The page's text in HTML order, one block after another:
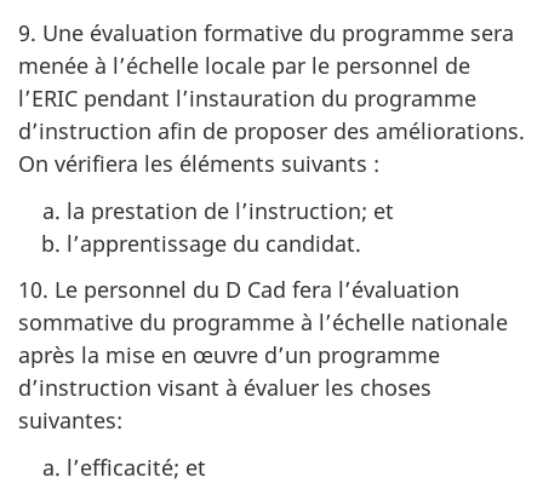
9. Une évaluation formative du programme sera
menée à l’échelle locale par le personnel de
l’ERIC pendant l’instauration du programme
d’instruction afin de proposer des améliorations.
On vérifiera les éléments suivants :
la prestation de l’instruction; et
l’apprentissage du candidat.
10. Le personnel du D Cad fera l’évaluation
sommative du programme à l’échelle nationale
après la mise en œuvre d’un programme
d’instruction visant à évaluer les choses
suivantes:
l’efficacité; et